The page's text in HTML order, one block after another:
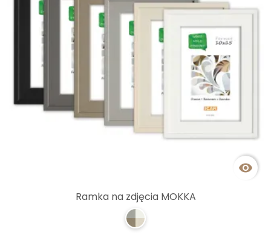

Ramka na zdjęcia MOKKA